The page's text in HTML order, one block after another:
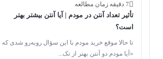
7 دقیقه زمان مطالعه
تأثیر تعداد آنتن در مودم | آیا آنتن بیشتر بهتر
است؟
تا حالا موقع خرید مودم با این سؤال روبه‌رو شدی که
«آیا مودم دو آنتن بهتر از تک...